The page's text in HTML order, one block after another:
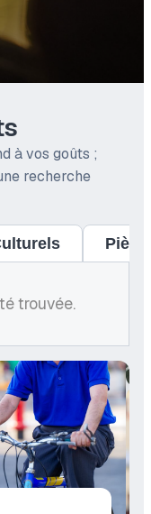
à vos goûts ;
recherche
trouvée.